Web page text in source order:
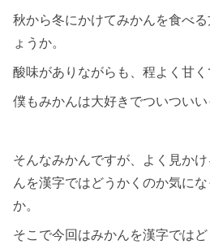
秋から冬にかけてみかんを食べ
ょうか。
酸味がありながらも、程よく甘く
僕もみかんは大好きでついついい
そんなみかんですが、よく見か
んを漢字ではどうかくのか気に
か。
そこで今回はみかんを漢字では